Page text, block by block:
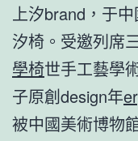
上汐brand，于
汐椅。受邀列
學椅世手工藝學
子原創design年
被中國美術博物